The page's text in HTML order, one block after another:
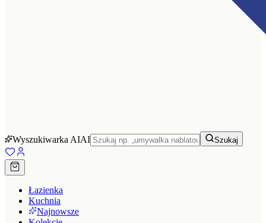
Wyszukiwarka AIAI Szukaj
Łazienka
Kuchnia
Najnowsze